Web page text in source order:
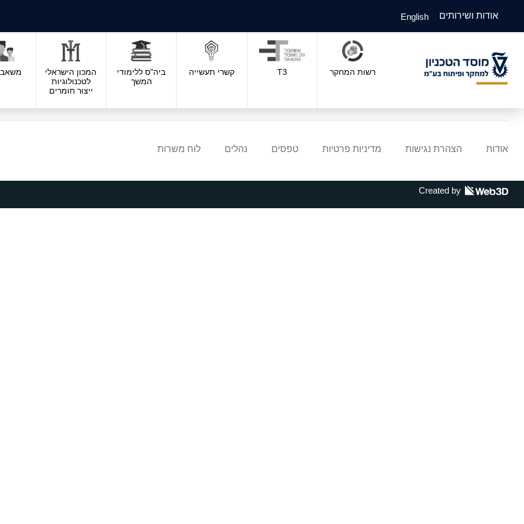
אודות ושירותים English
רשות המחקר T3 קשרי תעשייה
ביה"ס ללימודי
המשך
המכון הישראלי
לטכנולוגיות
ייצור חומרים
אודות הצהרת נגישות מדיניות פרטיות טפסים נהלים לוח משרות
Created by